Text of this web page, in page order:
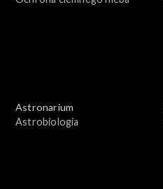
Astronarium
Astrobiologia